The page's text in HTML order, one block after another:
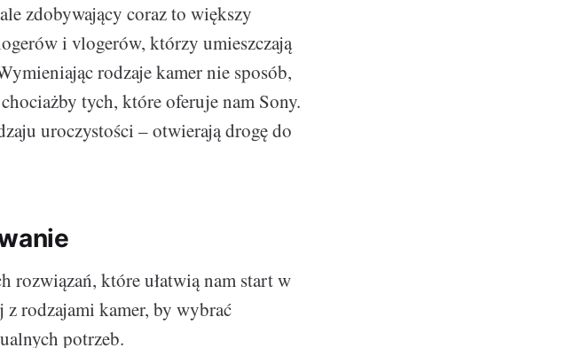
zdobywający coraz to większy
i vlogerów, którzy umieszczają
rodzaje kamer nie sposób,
tych, które oferuje nam Sony.
uroczystości – otwierają drogę do
rozwiązań, które ułatwią nam start w
rodzajami kamer, by wybrać
potrzeb.